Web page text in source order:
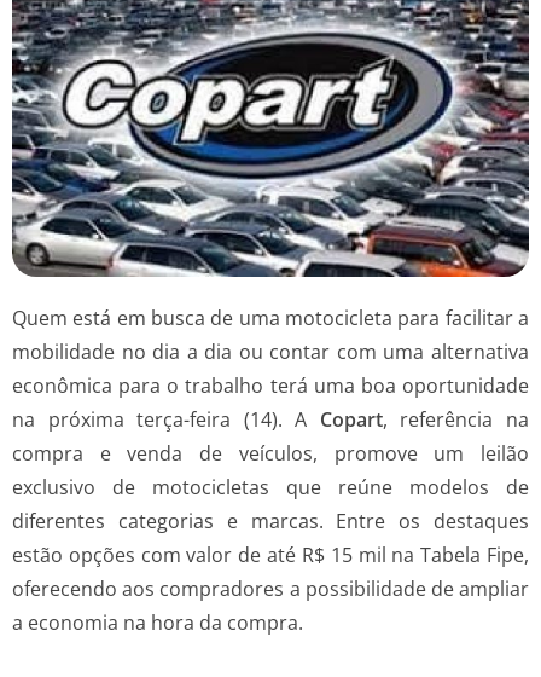
Quem está em busca de uma motocicleta para facilitar a
mobilidade no dia a dia ou contar com uma alternativa
econômica para o trabalho terá uma boa oportunidade
na próxima terça-feira (14). A Copart, referência na
compra e venda de veículos, promove um leilão
exclusivo de motocicletas que reúne modelos de
diferentes categorias e marcas. Entre os destaques
estão opções com valor de até R$ 15 mil na Tabela Fipe,
oferecendo aos compradores a possibilidade de ampliar
a economia na hora da compra.